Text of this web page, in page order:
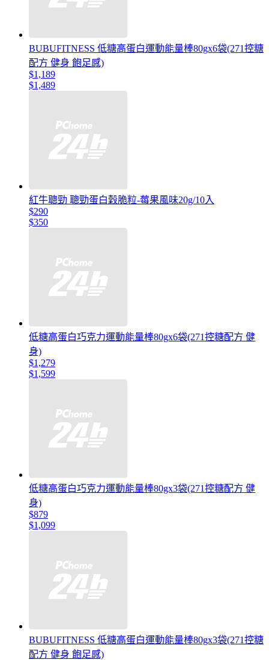
BUBUFITNESS 低糖高蛋白運動能量棒80gx6袋(271控糖
配方 健身 飽足感)
$1,189
$1,489
紅牛聰勁 聰勁蛋白穀脆粒-莓果風味20g/10入
$290
$350
低糖高蛋白巧克力運動能量棒80gx6袋(271控糖配方 健
身)
$1,279
$1,599
低糖高蛋白巧克力運動能量棒80gx3袋(271控糖配方 健
身)
$879
$1,099
BUBUFITNESS 低糖高蛋白運動能量棒80gx3袋(271控糖
配方 健身 飽足感)